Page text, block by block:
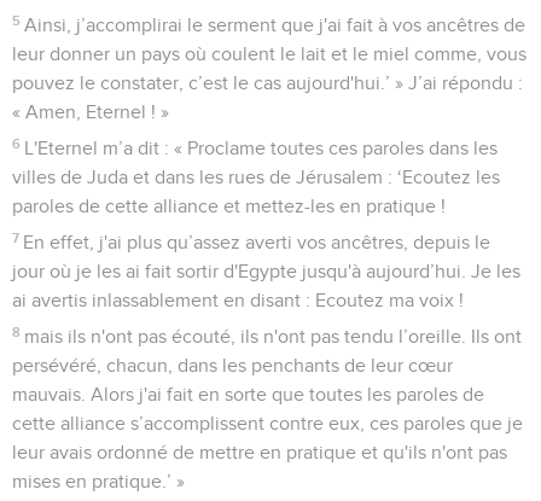
5 Ainsi, j’accomplirai le serment que j'ai fait à vos ancêtres de
leur donner un pays où coulent le lait et le miel comme, vous
pouvez le constater, c’est le cas aujourd'hui.’ » J’ai répondu :
« Amen, Eternel ! »
6 L'Eternel m’a dit : « Proclame toutes ces paroles dans les
villes de Juda et dans les rues de Jérusalem : ‘Ecoutez les
paroles de cette alliance et mettez-les en pratique !
7 En effet, j'ai plus qu’assez averti vos ancêtres, depuis le
jour où je les ai fait sortir d'Egypte jusqu'à aujourd’hui. Je les
ai avertis inlassablement en disant : Ecoutez ma voix !
8 mais ils n'ont pas écouté, ils n'ont pas tendu l’oreille. Ils ont
persévéré, chacun, dans les penchants de leur cœur
mauvais. Alors j'ai fait en sorte que toutes les paroles de
cette alliance s’accomplissent contre eux, ces paroles que je
leur avais ordonné de mettre en pratique et qu'ils n'ont pas
mises en pratique.’ »